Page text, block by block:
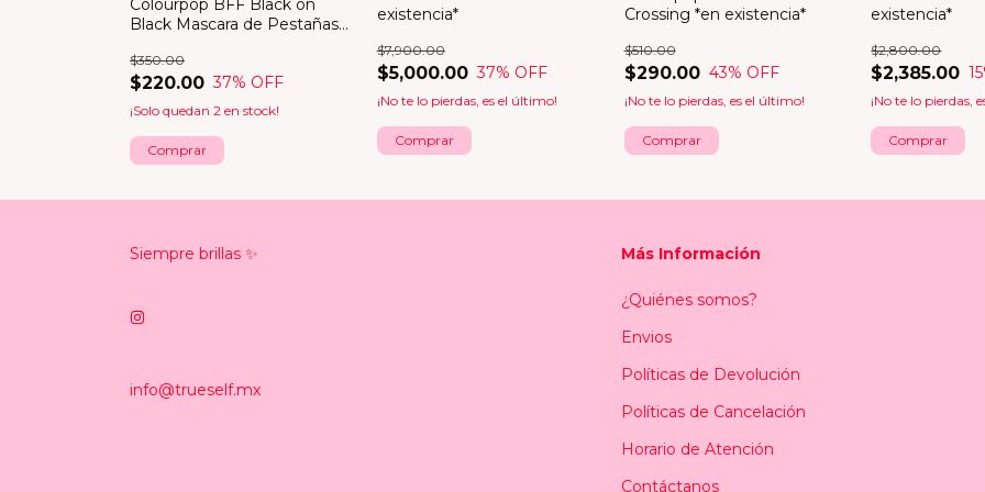
Colourpop BFF Black on
Black Mascara de Pestañas
$220.00
$350.00
37% OFF
¡Solo quedan 2 en stock!
existencia*
$5,000.00
$7,900.00
37% OFF
¡No te lo pierdas, es el último!
Crossing *en existencia*
$290.00
$510.00
43% OFF
¡No te lo pierdas, es el último!
Comprar
existencia*
$2,385.00
$2,800.00
15
¡No te lo pierdas,
Siempre brillas ✨
info@trueself.mx
Más Información
¿Quiénes somos?
Envios
Políticas de Devolución
Políticas de Cancelación
Horario de Atención
Contáctanos